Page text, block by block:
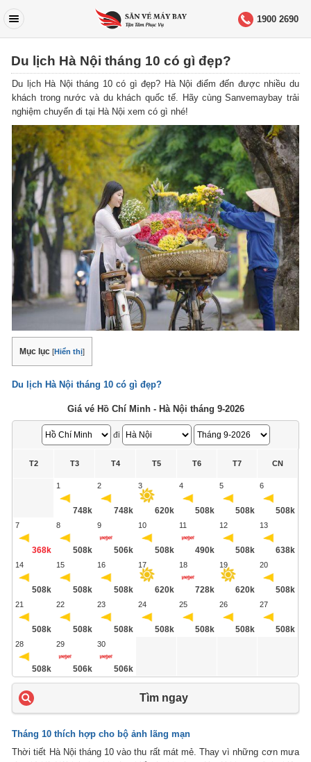
1900 2690
Du lịch Hà Nội tháng 10 có gì đẹp?
Du lịch Hà Nội tháng 10 có gì đẹp? Hà Nội điểm đến được nhiều du
khách trong nước và du khách quốc tế. Hãy cùng Sanvemaybay trải
nghiệm chuyến đi tại Hà Nội xem có gì nhé!
Mục lục [Hiển thị]
Du lịch Hà Nội tháng 10 có gì đẹp?
Giá vé Hồ Chí Minh - Hà Nội tháng 9-2026
đi
T2 T3 T4 T5 T6 T7 CN
1
748k
2
748k
3
620k
4
508k
5
508k
6
508k
7
368k
8
508k
9
506k
10
508k
11
490k
12
508k
13
638k
14
508k
15
508k
16
508k
17
620k
18
728k
19
620k
20
508k
21
508k
22
508k
23
508k
24
508k
25
508k
26
508k
27
508k
28
508k
29
506k
30
506k
Tìm ngay
Tháng 10 thích hợp cho bộ ảnh lãng mạn
Thời tiết Hà Nội tháng 10 vào thu rất mát mẻ. Thay vì những cơn mưa